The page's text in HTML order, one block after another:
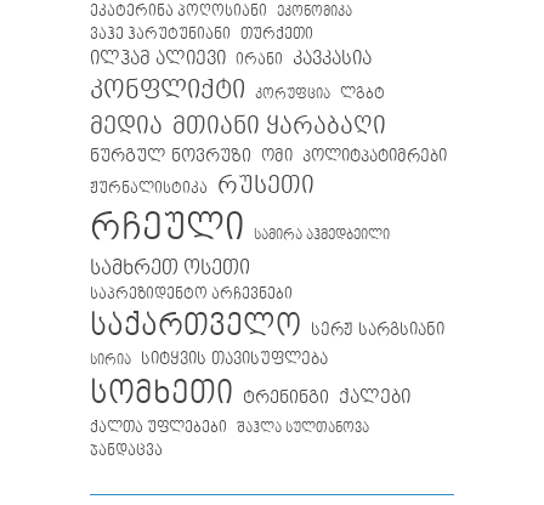
ეკატერინა პოღოსიანი
ეკონომიკა
ვაჰე ჰარუტუნიანი თურქეთი
ილჰამ ალიევი ირანი კავკასია
კონფლიქტი კორუფცია ლგბტ
მედია მთიანი ყარაბაღი
ნურგულ ნოვრუზი ომი პოლიტპატიმრები
ჟურნალისტიკა
რუსეთი
რჩეული სამირა აჰმედბეილი
სამხრეთ ოსეთი
საპრეზიდენტო არჩევნები
საქართველო სერჟ სარგსიანი
სირია სიტყვის თავისუფლება
სომხეთი ტრენინგი ქალები
ქალთა უფლებები შაჰლა სულთანოვა
ჯანდაცვა